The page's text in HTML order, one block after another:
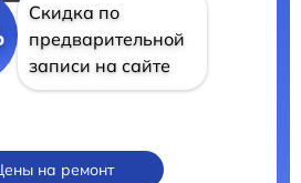
Скидка по
предварительной
записи на сайте
на ремонт